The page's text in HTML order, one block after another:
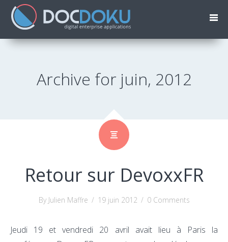
Archive for juin, 2012
Retour sur DevoxxFR
By Julien Maffre / 19 juin 2012 / 0 Comments
Jeudi 19 et vendredi 20 avril avait lieu à Paris la